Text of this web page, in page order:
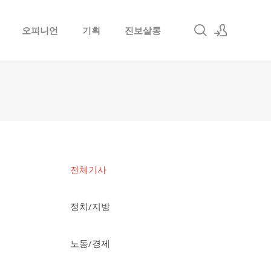
오피니언 기획 진보살롱
전체기사
정치/지방
노동/경제